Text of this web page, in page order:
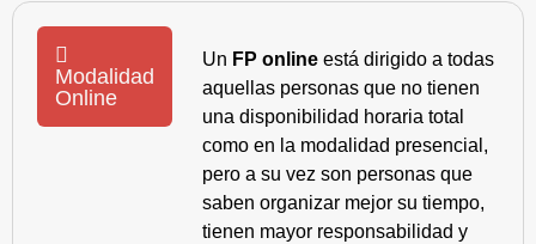
Modalidad
Online
Un FP online está dirigido a todas
aquellas personas que no tienen
una disponibilidad horaria total
como en la modalidad presencial,
pero a su vez son personas que
saben organizar mejor su tiempo,
tienen mayor responsabilidad y